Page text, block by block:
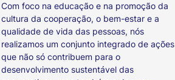
Com foco na educação e na promoção da
cultura da cooperação, o bem-estar e a
qualidade de vida das pessoas, nós
realizamos um conjunto integrado de ações
que não só contribuem para o
desenvolvimento sustentável das